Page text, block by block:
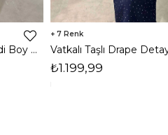
Vatkalı Taşlı Drape Detaylı Midi Boy Kahverengi Jesep Kadın Elbise 26Y282
7
₺1.199,99